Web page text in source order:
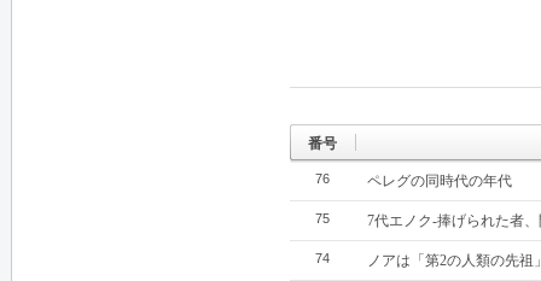
番号
76 ペレグの同時代の年代
75 7代エノク‐捧げられた者
74 ノアは「第2の人類の先祖